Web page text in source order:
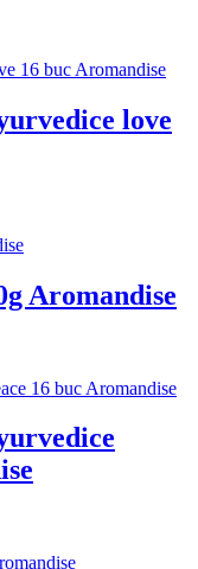
love
Aromandise